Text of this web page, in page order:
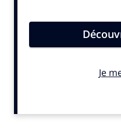
rêver les enfants et qui
recommandation grâce
“Devenez un super héros